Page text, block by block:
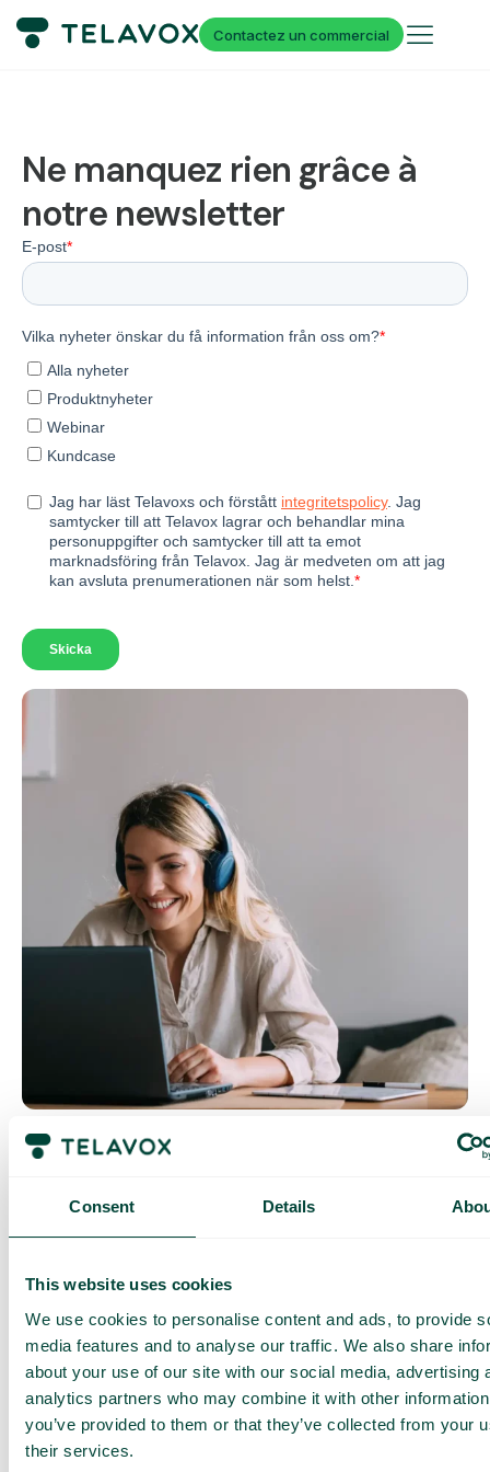
Consent Details
This website uses cookies
We use cookies to personalise content and ads, to provide
media features and to analyse our traffic. We also share
about your use of our site with our social media, advertising
analytics partners who may combine it with other
you’ve provided to them or that they’ve collected from your
their services.
Contactez un commercial
Ne manquez rien grâce à
notre newsletter
Obtenez une
démo et un
devis
personnalisés
Présentation de nos
services
Devis adapté à votre
entreprise
Découvrez ce que